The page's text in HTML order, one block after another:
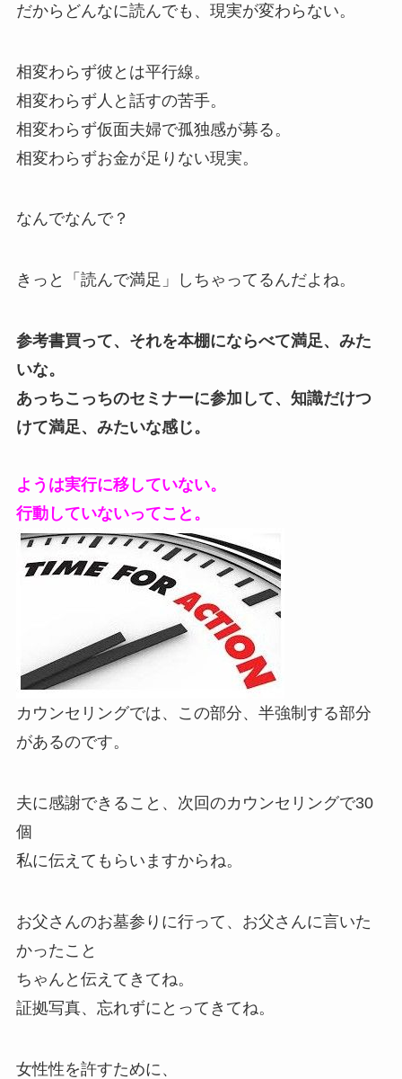
だからどんなに読んでも、現実が変わらない。
相変わらず彼とは平行線。
相変わらず人と話すの苦手。
相変わらず仮面夫婦で孤独感が募る。
相変わらずお金が足りない現実。
なんでなんで？
きっと「読んで満足」しちゃってるんだよね。
参考書買って、それを本棚にならべて満足、みた
いな。
あっちこっちのセミナーに参加して、知識だけつ
けて満足、みたいな感じ。
ようは実行に移していない。
行動していないってこと。
カウンセリングでは、この部分、半強制する部分
があるのです。
夫に感謝できること、次回のカウンセリングで30
個
私に伝えてもらいますからね。
お父さんのお墓参りに行って、お父さんに言いた
かったこと
ちゃんと伝えてきてね。
証拠写真、忘れずにとってきてね。
女性性を許すために、